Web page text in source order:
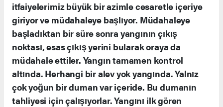
itfaiyelerimiz büyük bir azimle cesaretle içeriye
giriyor ve müdahaleye başlıyor. Müdahaleye
başladıktan bir süre sonra yangının çıkış
noktası, esas çıkış yerini bularak oraya da
müdahale ettiler. Yangın tamamen kontrol
altında. Herhangi bir alev yok yangında. Yalnız
çok yoğun bir duman var içeride. Bu dumanın
tahliyesi için çalışıyorlar. Yangını ilk gören